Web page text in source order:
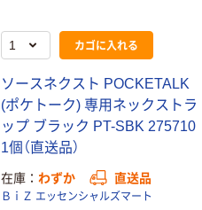
カゴに入れる
ソースネクスト POCKETALK
(ポケトーク) 専用ネックストラ
ップ ブラック PT-SBK 275710
1個（直送品）
在庫 わずか 直送品
ＢｉＺ エッセンシャルズマート